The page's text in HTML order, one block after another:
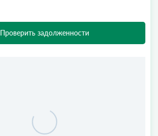
Проверить задолженности